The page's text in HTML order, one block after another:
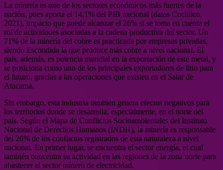
La minería es uno de los sectores económicos más fuertes de la
nación, pues aporta el 14,1% del PIB nacional (datos Cochilco,
2021), impacto que puede alcanzar el 26% si se toma en cuenta el
rol de actividades asociadas a la cadena productiva del sector. Un
71% de la minería del cobre es practicada por empresas privadas,
siendo Escondida la que produce más cobre a nivel nacional. El
país, además, es potencia mundial en la exportación de este metal, y
se posiciona como uno de los principales exportadores de litio para
el futuro, gracias a las operaciones que existen en el Salar de
Atacama.
Sin embargo, esta industria también genera efectos negativos para
los territorios donde se desarrolla, especialmente, en el norte del
país. Según el Mapa de Conflictos Socioambientales del Instituto
Nacional de Derechos Humanos (INDH), la minería es responsable
del 26% de los conflictos registrados de esta naturaleza a nivel
nacional. En primer lugar, se encuentra el sector energía, el cual
también concentra su actividad en las regiones de la zona norte para
abastecer al sector minero de electricidad.